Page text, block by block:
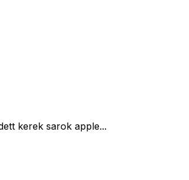
kerek sarok apple...